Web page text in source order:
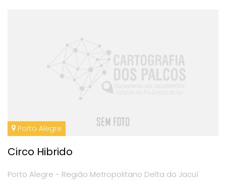
Porto Alegre
Circo Hibrido
Porto Alegre - Região Metropolitano Delta do Jacuí